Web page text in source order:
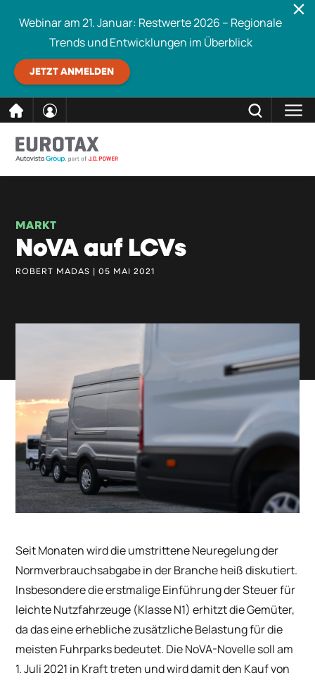
Inhalt
Webinar am 21. Januar: Restwerte 2026 – Regionale
Trends und Entwicklungen im Überblick
JETZT ANMELDEN
MARKT
NoVA auf LCVs
ROBERT MADAS | 05 MAI 2021
Seit Monaten wird die umstrittene Neuregelung der
Normverbrauchsabgabe in der Branche heiß diskutiert.
Insbesondere die erstmalige Einführung der Steuer für
leichte Nutzfahrzeuge (Klasse N1) erhitzt die Gemüter,
da das eine erhebliche zusätzliche Belastung für die
meisten Fuhrparks bedeutet. Die NoVA-Novelle soll am
1. Juli 2021 in Kraft treten und wird damit den Kauf von